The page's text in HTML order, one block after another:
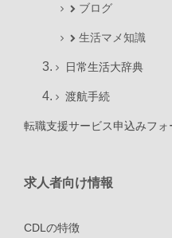
ブログ
生活マメ知識
日常生活大辞典
渡航手続
転職支援サービス申込みフォ
求人者向け情報
CDLの特徴